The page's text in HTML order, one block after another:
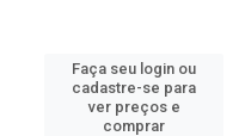
Faça seu login ou
cadastre-se para
ver preços e
comprar